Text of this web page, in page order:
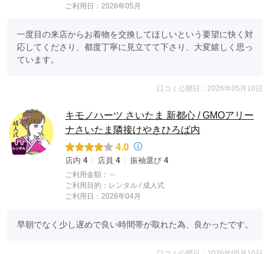
ご利用日：2026年05月
一度目の来店からお着物を交換してほしいという要望に快く対
応してくださり、都度丁寧に見立てて下さり、大変嬉しく思っ
ています。
口コミ公開日：2026年05月10日
キモノハーツ さいたま 新都心 / GMOアリー
ナさいたま隣接けやきひろば内
4.0
店内 4 店員 4 振袖選び 4
ご利用金額： --
ご利用目的： レンタル / 成人式
ご利用日：2026年04月
早朝でなく少し遅めで良い時間帯が取れた為、良かったです。